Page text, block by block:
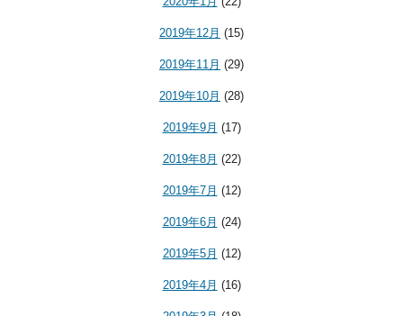
2019年12月 (15)
2019年11月 (29)
2019年10月 (28)
2019年9月 (17)
2019年8月 (22)
2019年7月 (12)
2019年6月 (24)
2019年5月 (12)
2019年4月 (16)